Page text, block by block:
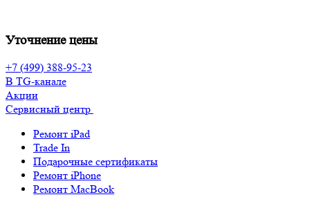
Уточнение цены
+7 (499) 388-95-23
В TG-канале
Акции
Сервисный центр
Ремонт iPad
Trade In
Подарочные сертификаты
Ремонт iPhone
Ремонт MacBook